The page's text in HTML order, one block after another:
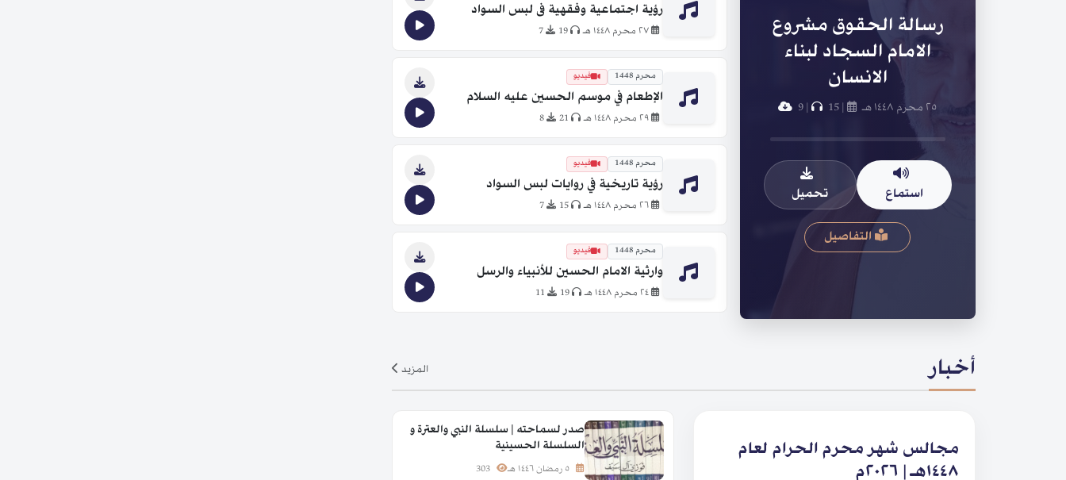
رسالة الحقوق مشروع
الامام السجاد لبناء
الانسان
٢٥ محرم ١٤٤٨ هـ |
15
|
9
استماع تحميل
التفاصيل
رؤية اجتماعية وفقهية فى لبس السواد
٢٧ محرم ١٤٤٨ هـ 19
7
محرم 1448 فيديو
الإطعام في موسم الحسين عليه السلام
٢٩ محرم ١٤٤٨ هـ 8
محرم 1448 فيديو
رؤية تاريخية في روايات لبس السواد
٢٦ محرم ١٤٤٨ هـ 15
7
محرم 1448 فيديو
وارثية الامام الحسين للأنبياء والرسل
٢٤ محرم ١٤٤٨ هـ 19
أخبار المزيد
مجالس شهر محرم الحرام لعام
١٤٤٨هـ | ٢٠٢٦م
صدر لسماحته | سلسلة النبي والعترة و
السلسلة الحسينية